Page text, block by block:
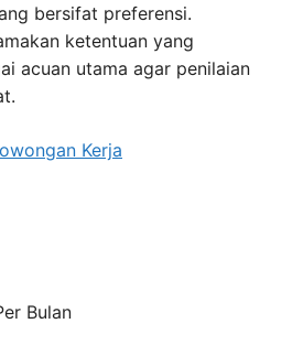
bersifat preferensi.
ketentuan yang
acuan utama agar penilaian
Kerja
Bulan